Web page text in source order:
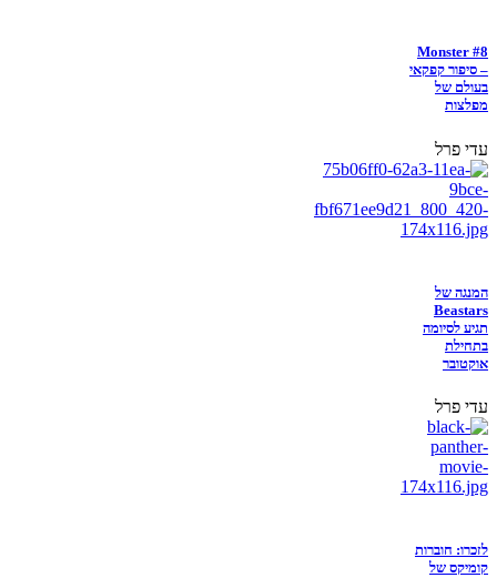
Monster #8
– סיפור קפקאי
בעולם של
מפלצות
עדי פרל
המנגה של
Beastars
תגיע לסיומה
בתחילת
אוקטובר
עדי פרל
לזכרו: חוברות
קומיקס של